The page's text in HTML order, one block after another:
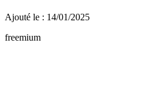
Ajouté le : 14/01/2025
freemium